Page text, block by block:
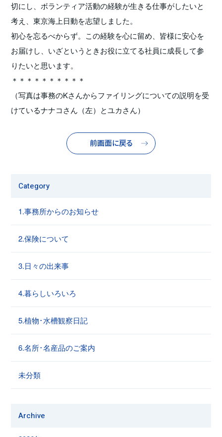
切にし、ボランティア活動の経験が生きる仕事がしたいと
考え、東京海上日動を志望しました。
初心を忘るべからず。この経験を心に留め、皆様に安心を
お届けし、いざというときお役に立てる社員に成長して参
りたいと思います。
＊＊＊＊＊＊＊＊＊＊
（写真は事務のKさんからファイリングについての説明を受
けているナナコさん（左）とユカさん）
前画面に戻る
Category
1.事務所からのお知らせ
2.保険について
3.日々の出来事
4.暮らしいろいろ
5.植物･水槽観察日記
6.名所･名産品のご案内
未分類
Archive